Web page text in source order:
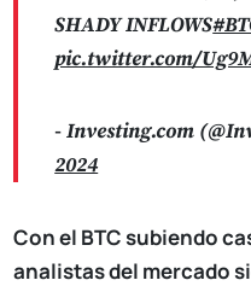
SHADY INFLOWS
pic.twitter.com/
- Investing.com
2024
Con el BTC subiendo
analistas del mercado